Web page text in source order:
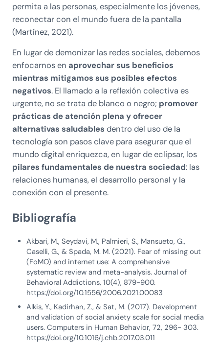
permita a las personas, especialmente los jóvenes,
reconectar con el mundo fuera de la pantalla
(Martínez, 2021).
En lugar de demonizar las redes sociales, debemos
enfocarnos en aprovechar sus beneficios
mientras mitigamos sus posibles efectos
negativos. El llamado a la reflexión colectiva es
urgente, no se trata de blanco o negro; promover
prácticas de atención plena y ofrecer
alternativas saludables dentro del uso de la
tecnología son pasos clave para asegurar que el
mundo digital enriquezca, en lugar de eclipsar, los
pilares fundamentales de nuestra sociedad: las
relaciones humanas, el desarrollo personal y la
conexión con el presente.
Bibliografía
Akbari, M., Seydavi, M., Palmieri, S., Mansueto, G.,
Caselli, G., & Spada, M. M. (2021). Fear of missing out
(FoMO) and internet use: A comprehensive
systematic review and meta-analysis. Journal of
Behavioral Addictions, 10(4), 879-900.
https://doi.org/10.1556/2006.2021.00083
Alkis, Y., Kadirhan, Z., & Sat, M. (2017). Development
and validation of social anxiety scale for social media
users. Computers in Human Behavior, 72, 296- 303.
https://doi.org/10.1016/j.chb.2017.03.011